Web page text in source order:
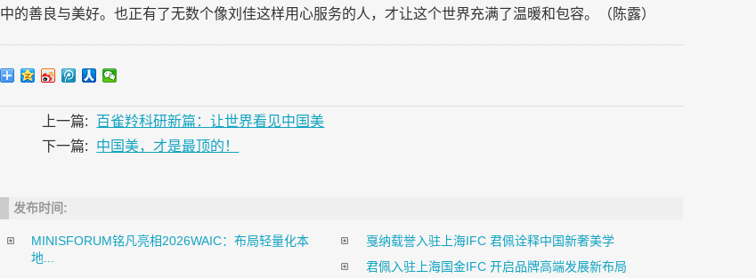
中的善良与美好。也正有了无数个像刘佳这样用心服务的人，才让这个世界充满了温暖和包容。（陈露）
上一篇:
百雀羚科研新篇：让世界看见中国美
下一篇:
中国美，才是最顶的！
发布时间:
MINISFORUM铭凡亮相2026WAIC：布局轻量化本
地...
戛纳载誉入驻上海IFC 君佩诠释中国新奢美学
君佩入驻上海国金IFC 开启品牌高端发展新布局